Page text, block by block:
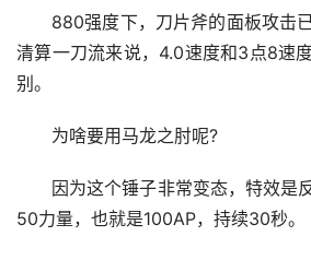
880强度下，刀片斧的面板攻击
清算一刀流来说，4.0速度和3点8速
别。
为啥要用马龙之肘呢?
因为这个锤子非常变态，特效是
50力量，也就是100AP，持续30秒。